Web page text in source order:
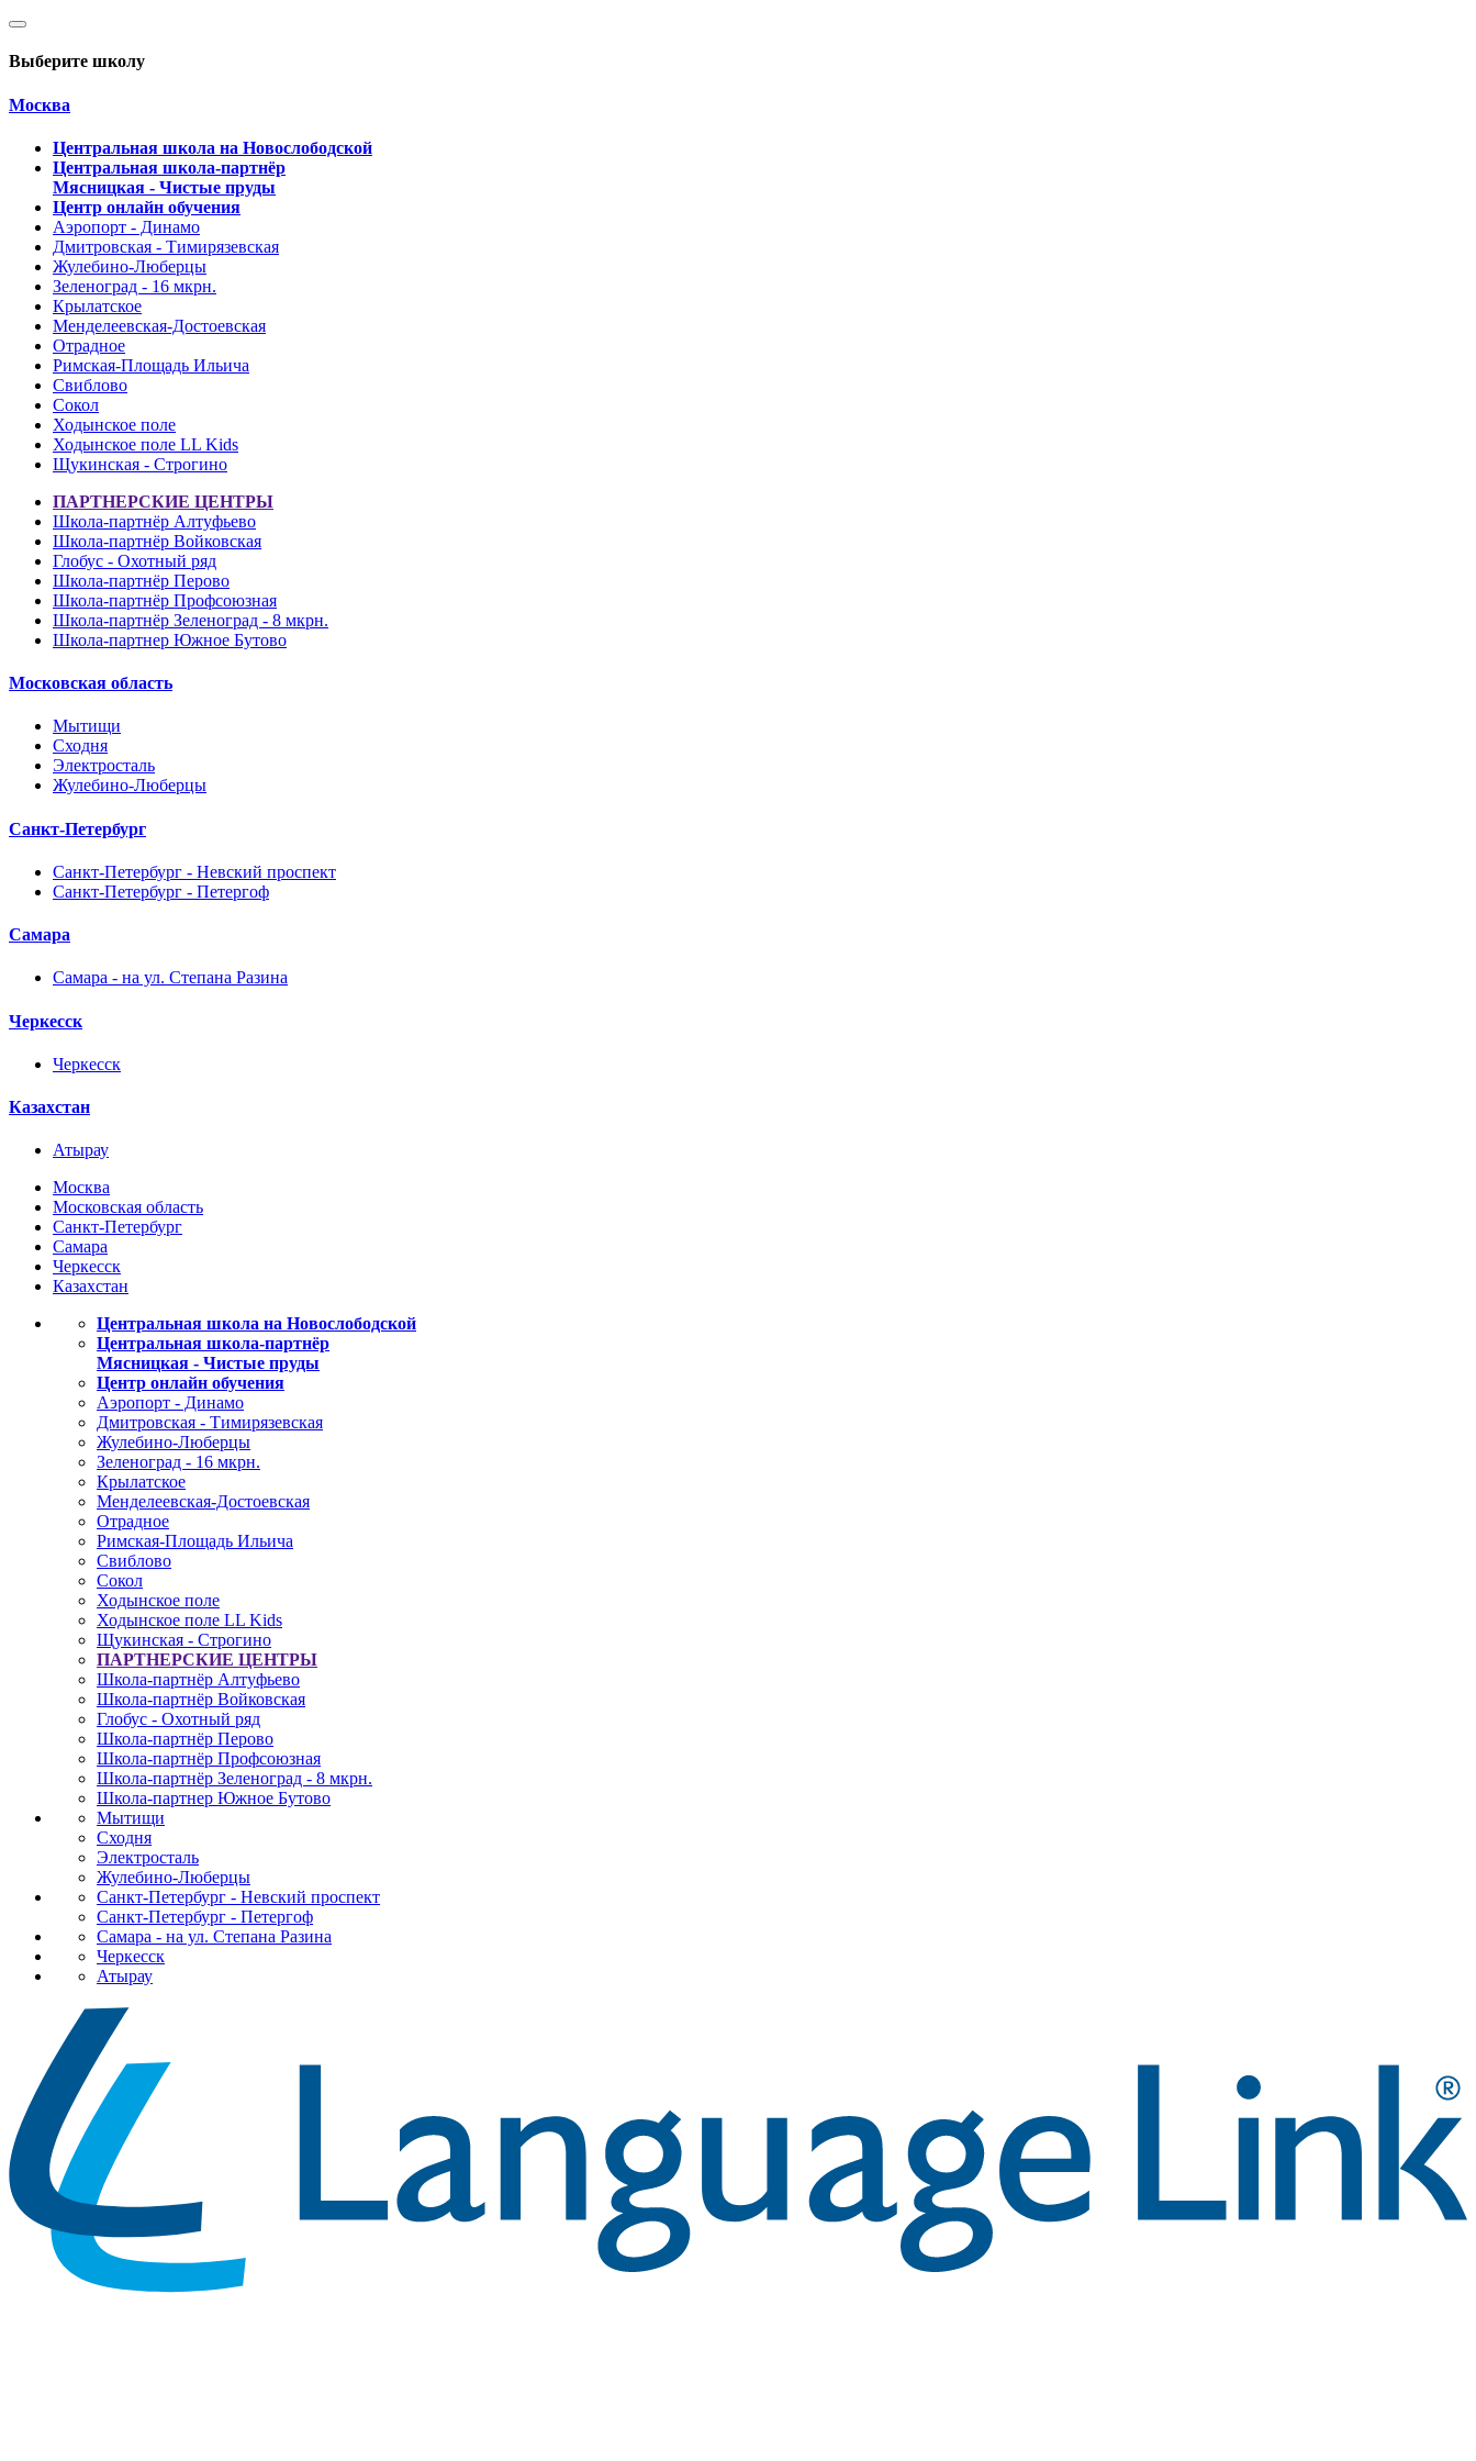
Выберите школу
Москва
Центральная школа на Новослободской
Центральная школа-партнёр
Мясницкая - Чистые пруды
Центр онлайн обучения
Аэропорт - Динамо
Дмитровская - Тимирязевская
Жулебино-Люберцы
Зеленоград - 16 мкрн.
Крылатское
Менделеевская-Достоевская
Отрадное
Римская-Площадь Ильича
Свиблово
Сокол
Ходынское поле
Ходынское поле LL Kids
Щукинская - Строгино
ПАРТНЕРСКИЕ ЦЕНТРЫ
Школа-партнёр Алтуфьево
Школа-партнёр Войковская
Глобус - Охотный ряд
Школа-партнёр Перово
Школа-партнёр Профсоюзная
Школа-партнёр Зеленоград - 8 мкрн.
Школа-партнер Южное Бутово
Московская область
Мытищи
Сходня
Электросталь
Жулебино-Люберцы
Санкт-Петербург
Санкт-Петербург - Невский проспект
Санкт-Петербург - Петергоф
Самара
Самара - на ул. Степана Разина
Черкесск
Черкесск
Казахстан
Атырау
Москва
Московская область
Санкт-Петербург
Самара
Черкесск
Казахстан
Центральная школа на Новослободской
Центральная школа-партнёр
Мясницкая - Чистые пруды
Центр онлайн обучения
Аэропорт - Динамо
Дмитровская - Тимирязевская
Жулебино-Люберцы
Зеленоград - 16 мкрн.
Крылатское
Менделеевская-Достоевская
Отрадное
Римская-Площадь Ильича
Свиблово
Сокол
Ходынское поле
Ходынское поле LL Kids
Щукинская - Строгино
ПАРТНЕРСКИЕ ЦЕНТРЫ
Школа-партнёр Алтуфьево
Школа-партнёр Войковская
Глобус - Охотный ряд
Школа-партнёр Перово
Школа-партнёр Профсоюзная
Школа-партнёр Зеленоград - 8 мкрн.
Школа-партнер Южное Бутово
Мытищи
Сходня
Электросталь
Жулебино-Люберцы
Санкт-Петербург - Невский проспект
Санкт-Петербург - Петергоф
Самара - на ул. Степана Разина
Черкесск
Атырау